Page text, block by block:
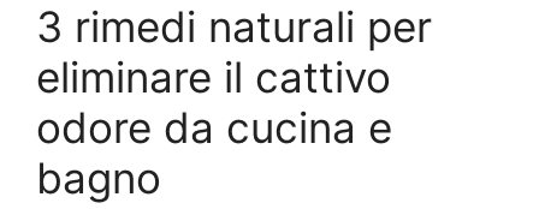
3 rimedi naturali per
eliminare il cattivo
odore da cucina e
bagno